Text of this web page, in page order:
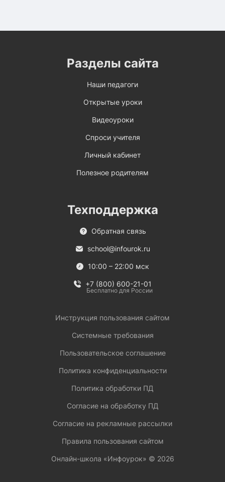
Разделы сайта
Наши педагоги
Открытые уроки
Видеоуроки
Спроси учителя
Личный кабинет
Полезное родителям
Техподдержка
Обратная связь
school@infourok.ru
10:00 – 22:00 мск
+7 (800) 600-21-01
Бесплатно для России
Инструкция пользования сайтом
Системные требования
Пользовательское соглашение
Политика конфиденциальности
Политика обработки ПД
Согласие на обработку ПД
Согласие на рекламные рассылки
Правила пользования сайтом
Онлайн-школа «Инфоурок» © 2026